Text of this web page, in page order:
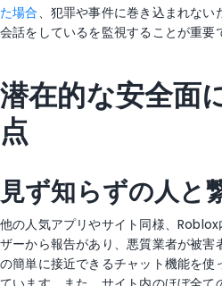
た場合、犯罪や事件に巻き込まれな
会話をしているを監視することが重要
潜在的な安全面
点
見ず知らずの人と
他の人気アプリやサイト同様、
ザーから報告があり、悪質業者が被害
の簡単に接近できるチャット機能を使